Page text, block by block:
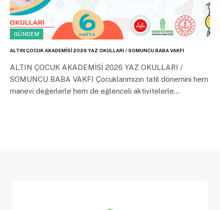
GÜNDEM
ALTIN ÇOCUK AKADEMİSİ 2026 YAZ OKULLARI / SOMUNCU BABA VAKFI
ALTIN ÇOCUK AKADEMİSİ 2026 YAZ OKULLARI /
SOMUNCU BABA VAKFI Çocuklarımızın tatil dönemini hem
manevi değerlerle hem de eğlenceli aktivitelerle…